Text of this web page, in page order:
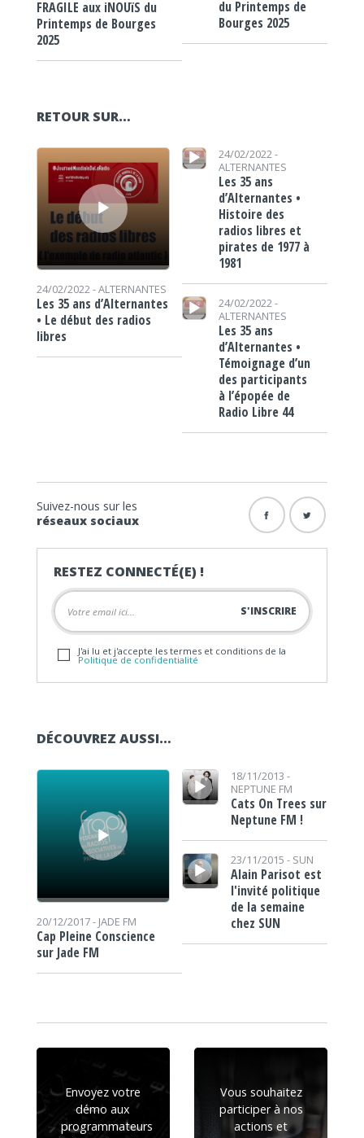
FRAGILE aux iNOUïS du
Printemps de Bourges
2025
du Printemps de
Bourges 2025
RETOUR SUR…
Lecteur audio
24/02/2022 -ALTERNANTES
Les 35 ans d’Alternantes
• Le début des radios
libres
Lecteur audio
24/02/2022 -
ALTERNANTES
Les 35 ans
d’Alternantes •
Histoire des
radios libres et
pirates de 1977 à
1981
Lecteur audio
24/02/2022 -
ALTERNANTES
Les 35 ans
d’Alternantes •
Témoignage d’un
des participants
à l’épopée de
Radio Libre 44
Suivez-nous sur les
réseaux sociaux
RESTEZ CONNECTÉ(E) !
J'ai lu et j'accepte les termes et conditions de la
Politique de confidentialité
DÉCOUVREZ AUSSI…
Lecteur audio
20/12/2017 - JADE FM
Cap Pleine Conscience
sur Jade FM
Lecteur audio18/11/2013 -
NEPTUNE FM
Cats On Trees sur
Neptune FM !
Lecteur audio
23/11/2015 - SUN
Alain Parisot est
l'invité politique
de la semaine
chez SUN
Envoyez votre
démo aux
programmateurs
Vous souhaitez
participer à nos
actions et